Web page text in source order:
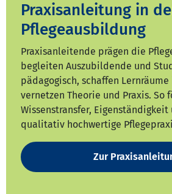
Praxisanleitung in
Pflegeausbildung
Praxisanleitende prägen die
begleiten Auszubildende und
pädagogisch, schaffen Lernräume
vernetzen Theorie und Praxis. So
Wissenstransfer, Eigenständigkeit
qualitativ hochwertige
Zur